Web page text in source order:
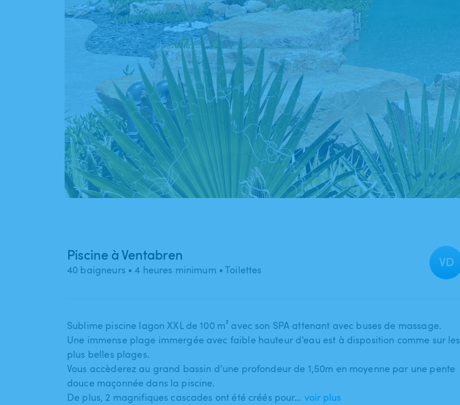
Piscine à Ventabren
40 baigneurs • 4 heures minimum • Toilettes
VD
Sublime piscine lagon XXL de 100 m² avec son SPA attenant avec buses de massage.
Une immense plage immergée avec faible hauteur d’eau est à disposition comme sur les
plus belles plages.
Vous accèderez au grand bassin d’une profondeur de 1​,​50m en moyenne par une pente
douce maçonnée dans la piscine.
De plus​,​ 2 magnifiques cascades ont été créés pour… voir plus